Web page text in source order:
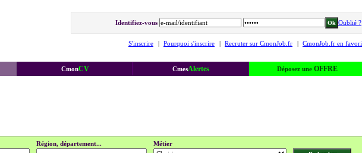
Identifiez-vous Oublié ?
S'inscrire | Pourquoi s'inscrire | Recruter sur CmonJob.fr | CmonJob.fr en favori
CmonCV CmesAlertes Déposez une OFFRE
Région, département... Métier